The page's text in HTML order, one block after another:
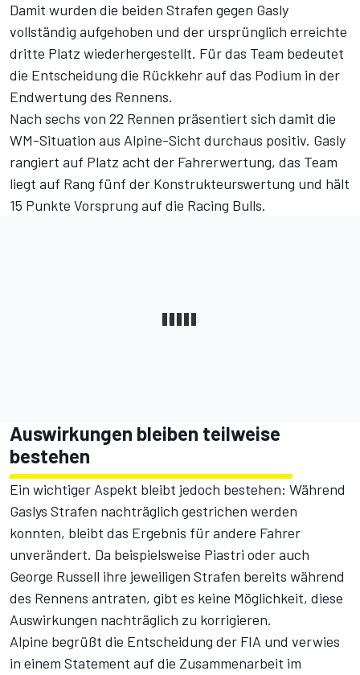
Damit wurden die beiden Strafen gegen Gasly
vollständig aufgehoben und der ursprünglich erreichte
dritte Platz wiederhergestellt. Für das Team bedeutet
die Entscheidung die Rückkehr auf das Podium in der
Endwertung des Rennens.
Nach sechs von 22 Rennen präsentiert sich damit die
WM-Situation aus Alpine-Sicht durchaus positiv. Gasly
rangiert auf Platz acht der Fahrerwertung, das Team
liegt auf Rang fünf der Konstrukteurswertung und hält
15 Punkte Vorsprung auf die Racing Bulls.
Auswirkungen bleiben teilweise
bestehen
Ein wichtiger Aspekt bleibt jedoch bestehen: Während
Gaslys Strafen nachträglich gestrichen werden
konnten, bleibt das Ergebnis für andere Fahrer
unverändert. Da beispielsweise Piastri oder auch
George Russell ihre jeweiligen Strafen bereits während
des Rennens antraten, gibt es keine Möglichkeit, diese
Auswirkungen nachträglich zu korrigieren.
Alpine begrüßt die Entscheidung der FIA und verwies
in einem Statement auf die Zusammenarbeit im